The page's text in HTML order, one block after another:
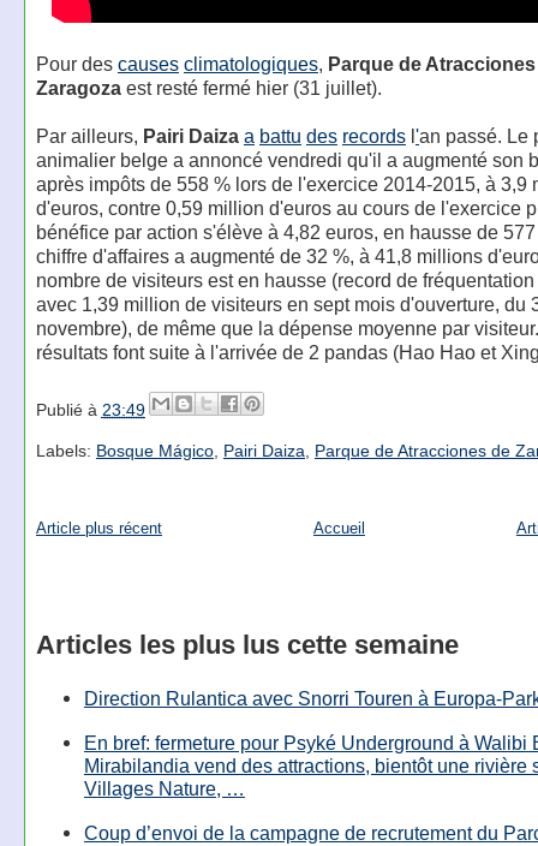
Pour des causes climatologiques, Parque de
Zaragozaest resté fermé hier (31 juillet).
Par ailleurs, Pairi Daiza a battu des recordsl'an passé. Le
animalier belge a annoncé vendredi qu'il a augmenté son
après impôts de 558 % lors de l'exercice 2014-2015, à 3,9
d'euros, contre 0,59 million d'euros au cours de l'exercice
bénéfice par action s'élève à 4,82 euros, en hausse de
chiffre d'affaires a augmenté de 32 %, à 41,8 millions
nombre de visiteurs est en hausse (record de
avec 1,39 million de visiteurs en sept mois d'ouverture, du
novembre), de même que la dépense moyenne par
résultats font suite à l'arrivée de 2 pandas (Hao Hao et
Publié à 23:49
Labels: Bosque Mágico, Pairi Daiza, Parque de Atracciones de
Article plus récent Accueil
Articles les plus lus cette semaine
Direction Rulantica avec Snorri Touren à Europa-
En bref: fermeture pour Psyké Underground à Walibi
Mirabilandia vend des attractions, bientôt une rivière
Villages Nature, …
Coup d’envoi de la campagne de recrutement du